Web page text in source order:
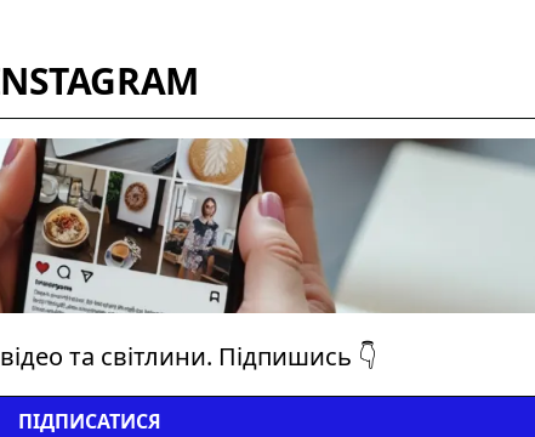
та світлини. Підпишись 👇
ПІДПИСАТИСЯ